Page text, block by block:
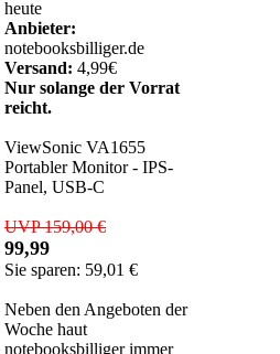
heute
Anbieter:
notebooksbilliger.de
Versand: 4,99€
Nur solange der Vorrat
reicht.
ViewSonic VA1655
Portabler Monitor - IPS-
Panel, USB-C
UVP 159,00 €
99,99
Sie sparen: 59,01 €
Neben den Angeboten der
Woche haut
notebooksbilliger immer